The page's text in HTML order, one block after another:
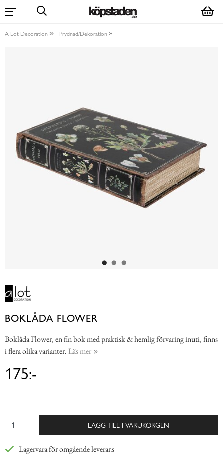
A Lot Decoration Prydnad/Dekoration
BOKLÅDA FLOWER
Boklåda Flower, en fin bok med praktisk & hemlig förvaring inuti, finns
i flera olika varianter. Läs mer
175:-
LÄGG TILL I VARUKORGEN
Lagervara för omgående leverans